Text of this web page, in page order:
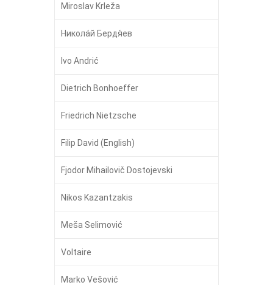
Miroslav Krleža
Никола́й Бердя́ев
Ivo Andrić
Dietrich Bonhoeffer
Friedrich Nietzsche
Filip David (English)
Fjodor Mihailovič Dostojevski
Nikos Kazantzakis
Meša Selimović
Voltaire
Marko Vešović